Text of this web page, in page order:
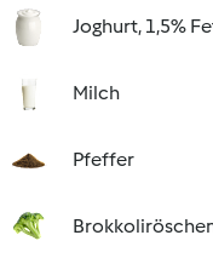
Joghurt, 1,5%
Milch
Pfeffer